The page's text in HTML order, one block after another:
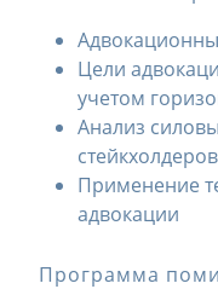
Цели
учетом
Анализ
Применение
адвокации
Программа